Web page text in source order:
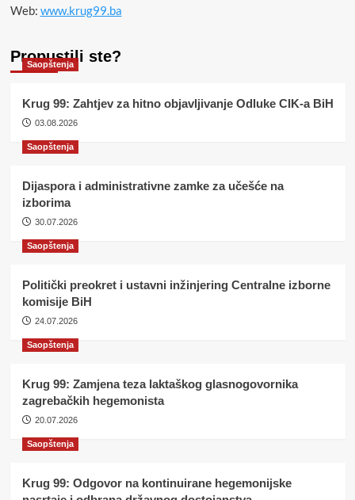
Web: www.krug99.ba
Propustili ste?
Saopštenja
Krug 99: Zahtjev za hitno objavljivanje Odluke CIK-a BiH
03.08.2026
Saopštenja
Dijaspora i administrativne zamke za učešće na
izborima
30.07.2026
Saopštenja
Politički preokret i ustavni inžinjering Centralne izborne
komisije BiH
24.07.2026
Saopštenja
Krug 99: Zamjena teza laktaškog glasnogovornika
zagrebačkih hegemonista
20.07.2026
Saopštenja
Krug 99: Odgovor na kontinuirane hegemonijske